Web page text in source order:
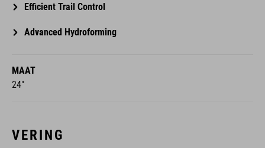
Efficient Trail Control
Advanced Hydroforming
MAAT
24"
VERING